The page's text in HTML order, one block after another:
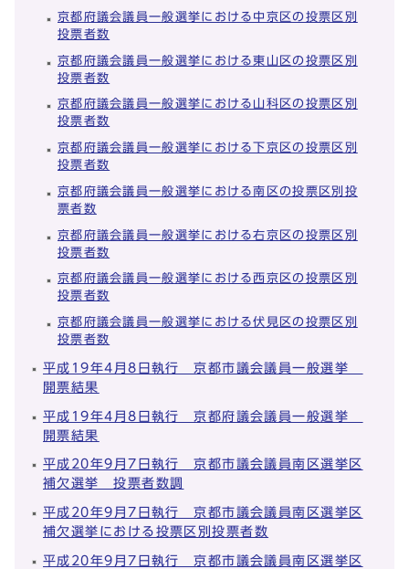
京都府議会議員一般選挙における中京区の投票区別
投票者数
京都府議会議員一般選挙における東山区の投票区別
投票者数
京都府議会議員一般選挙における山科区の投票区別
投票者数
京都府議会議員一般選挙における下京区の投票区別
投票者数
京都府議会議員一般選挙における南区の投票区別投
票者数
京都府議会議員一般選挙における右京区の投票区別
投票者数
京都府議会議員一般選挙における西京区の投票区別
投票者数
京都府議会議員一般選挙における伏見区の投票区別
投票者数
平成19年4月8日執行 京都市議会議員一般選挙
開票結果
平成19年4月8日執行 京都府議会議員一般選挙
開票結果
平成20年9月7日執行 京都市議会議員南区選挙区
補欠選挙 投票者数調
平成20年9月7日執行 京都市議会議員南区選挙区
補欠選挙における投票区別投票者数
平成20年9月7日執行 京都市議会議員南区選挙区